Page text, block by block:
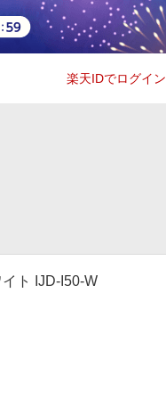
楽天IDでログイン
ト IJD-I50-W